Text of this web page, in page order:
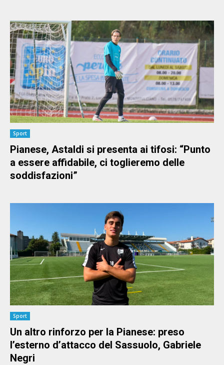
Sport
Pianese, Astaldi si presenta ai tifosi: “Punto
a essere affidabile, ci toglieremo delle
soddisfazioni”
Sport
Un altro rinforzo per la Pianese: preso
l’esterno d’attacco del Sassuolo, Gabriele
Negri